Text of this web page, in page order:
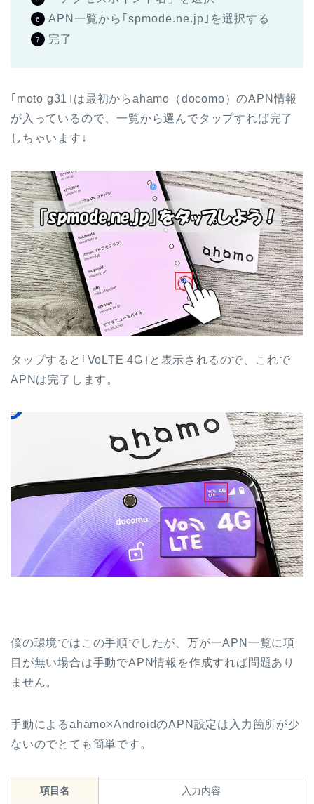
APN一覧から｢spmode.ne.jp｣を選択する
完了
｢moto g31｣は最初からahamo（docomo）のAPN情報
が入っているので、一覧から選んでタップすれば完了
しちゃいます↓
タップすると｢VoLTE 4G｣と表示されるので、これで
APNは完了します。
僕の環境ではこの手順でしたが、万が一APN一覧に項
目が無い場合は手動でAPN情報を作成すれば問題あり
ません。
手動によるahamo×AndroidのAPN設定は入力箇所が少
ないのでとても簡単です。
項目名 入力内容